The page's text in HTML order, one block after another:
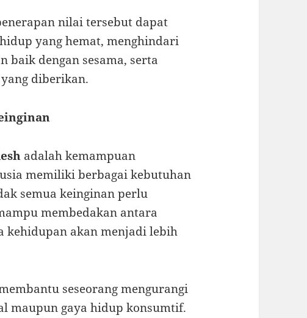
nilai tersebut dapat
yang hemat, menghindari
baik dengan sesama, serta
diberikan.
adalah kemampuan
memiliki berbagai kebutuhan
semua keinginan perlu
membedakan antara
kehidupan akan menjadi lebih
seseorang mengurangi
maupun gaya hidup konsumtif.